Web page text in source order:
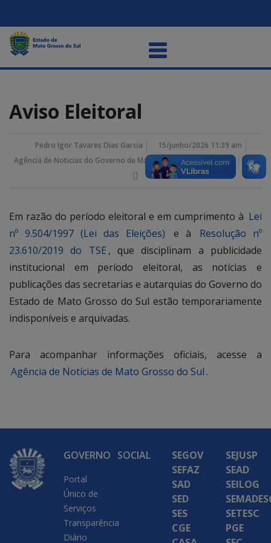
Aviso Eleitoral
Pedro Igor Tavares Dias Garcia
15/junho/2026 11:39 am
Agência de Noticias do Governo de Mato Grosso do Sul
Em razão do período eleitoral e em cumprimento à Lei
nº 9.504/1997 (Lei das Eleições)
e à
Resolução nº
23.610/2019 do TSE , que disciplinam a publicidade
institucional em período eleitoral, as notícias e
publicações das secretarias e autarquias do Governo do
Estado de Mato Grosso do Sul estão temporariamente
indisponíveis e arquivadas.
Para acompanhar informações oficiais, acesse a
Agência de Notícias de Mato Grosso do Sul .
GOVERNO
Portal
Único de
Serviços
Transparência
Diário
SOCIAL
SEGOV
SEFAZ
SAD
SED
SES
CGE
SEJUSP
SEAD
SEILOG
SETESC
PGE